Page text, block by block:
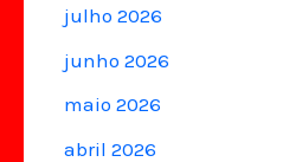
julho 2026
junho 2026
maio 2026
abril 2026